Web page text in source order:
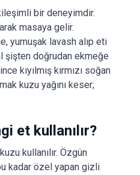
bir deneyimdir.
masaya gelir.
yumuşak lavash alıp eti
şişten doğrudan ekmeğe
kıyılmış kırmızı soğan
kuzu yağını keser;
et kullanılır?
kullanılır. Özgün
kadar özel yapan gizli